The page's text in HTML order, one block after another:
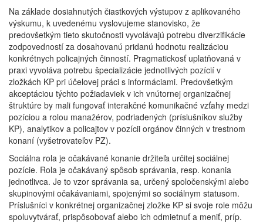
Na základe dosiahnutých čiastkových výstupov z aplikovaného
výskumu, k uvedenému vyslovujeme stanovisko, že
predovšetkým tieto skutočnosti vyvolávajú potrebu diverzifikácie
zodpovedností za dosahovanú pridanú hodnotu realizáciou
konkrétnych policajných činností. Pragmatickosť uplatňovaná v
praxi vyvoláva potrebu špecializácie jednotlivých pozícií v
zložkách KP pri účelovej práci s informáciami. Predovšetkým
akceptáciou týchto požiadaviek v ich vnútornej organizačnej
štruktúre by mali fungovať interakčné komunikačné vzťahy medzi
pozíciou a rolou manažérov, podriadených (príslušníkov služby
KP), analytikov a policajtov v pozícii orgánov činných v trestnom
konaní (vyšetrovateľov PZ).
Sociálna rola je očakávané konanie držiteľa určitej sociálnej
pozície. Rola je očakávaný spôsob správania, resp. konania
jednotlivca. Je to vzor správania sa, určený spoločenskými alebo
skupinovými očakávaniami, spojenými so sociálnym statusom.
Príslušníci v konkrétnej organizačnej zložke KP si svoje role môžu
spoluvytvárať, prispôsobovať alebo ich odmietnuť a meniť, príp.